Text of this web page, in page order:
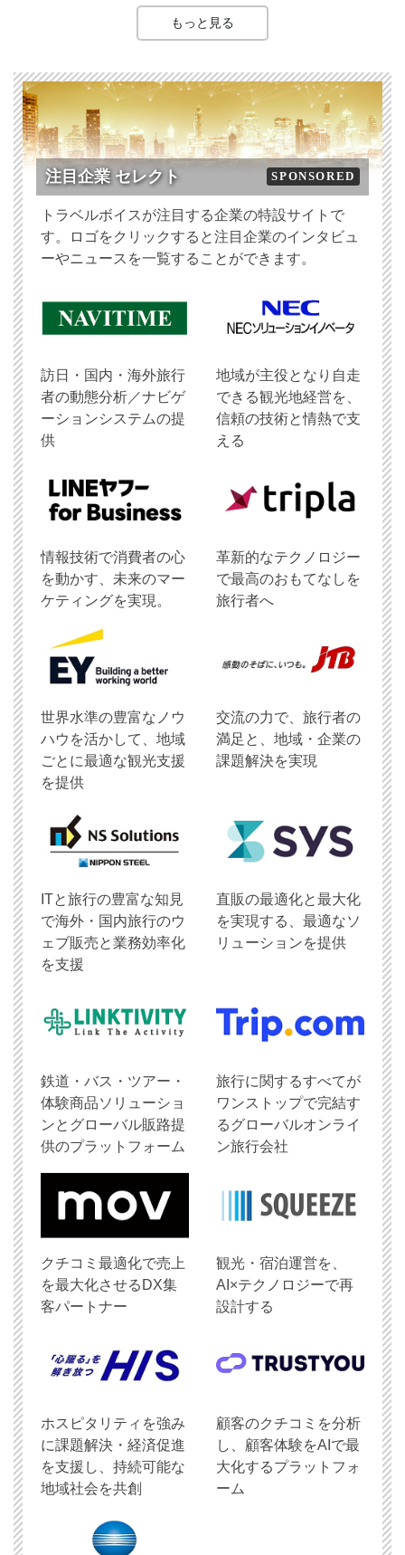
もっと見る
注目企業 セレクト SPONSORED
トラベルボイスが注目する企業の特設サイトで
す。ロゴをクリックすると注目企業のインタビュ
ーやニュースを一覧することができます。
訪日・国内・海外旅行
者の動態分析／ナビゲ
ーションシステムの提
供
地域が主役となり自走
できる観光地経営を、
信頼の技術と情熱で支
える
情報技術で消費者の心
を動かす、未来のマー
ケティングを実現。
革新的なテクノロジー
で最高のおもてなしを
旅行者へ
世界水準の豊富なノウ
ハウを活かして、地域
ごとに最適な観光支援
を提供
交流の力で、旅行者の
満足と、地域・企業の
課題解決を実現
ITと旅行の豊富な知見
で海外・国内旅行のウ
ェブ販売と業務効率化
を支援
直販の最適化と最大化
を実現する、最適なソ
リューションを提供
鉄道・バス・ツアー・
体験商品ソリューショ
ンとグローバル販路提
供のプラットフォーム
旅行に関するすべてが
ワンストップで完結す
るグローバルオンライ
ン旅行会社
クチコミ最適化で売上
を最大化させるDX集
客パートナー
観光・宿泊運営を、
AI×テクノロジーで再
設計する
ホスピタリティを強み
に課題解決・経済促進
を支援し、持続可能な
地域社会を共創
顧客のクチコミを分析
し、顧客体験をAIで最
大化するプラットフォ
ーム